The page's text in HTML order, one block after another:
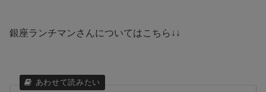
銀座ランチマンさんについてはこちら↓↓